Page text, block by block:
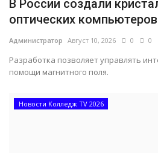
В России создали
оптических
Администратор Август 10, 2026 0 0
Разработка позволяет управлять
помощи магнитного поля.
Новости Колледж TV 2026